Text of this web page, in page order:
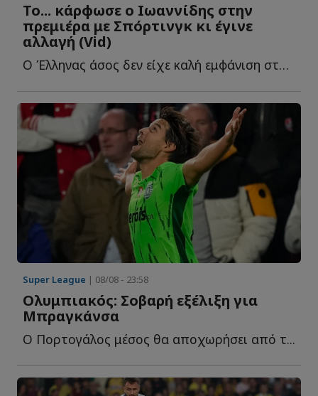
Το... κάρφωσε ο Ιωαννίδης στην
πρεμιέρα με Σπόρτινγκ κι έγινε
αλλαγή (Vid)
Ο Έλληνας άσος δεν είχε καλή εμφάνιση στο παιχνίδι τ...
Super League | 08/08 - 23:58
Ολυμπιακός: Σοβαρή εξέλιξη για
Μπραγκάνσα
Ο Πορτογάλος μέσος θα αποχωρήσει από τ...